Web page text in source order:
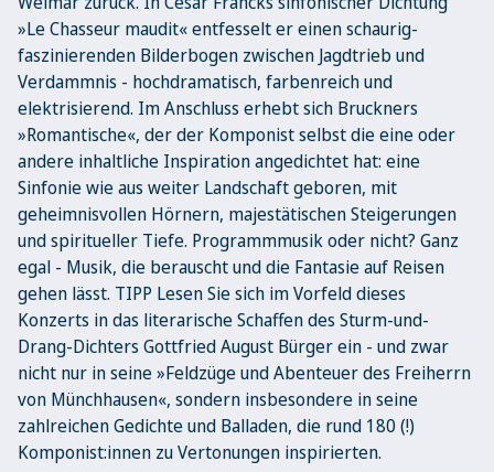
»Le Chasseur maudit« entfesselt er einen schaurig-
faszinierenden Bilderbogen zwischen Jagdtrieb und
Verdammnis - hochdramatisch, farbenreich und
elektrisierend. Im Anschluss erhebt sich Bruckners
»Romantische«, der der Komponist selbst die eine oder
andere inhaltliche Inspiration angedichtet hat: eine
Sinfonie wie aus weiter Landschaft geboren, mit
geheimnisvollen Hörnern, majestätischen Steigerungen
und spiritueller Tiefe. Programmmusik oder nicht? Ganz
egal - Musik, die berauscht und die Fantasie auf Reisen
gehen lässt. TIPP Lesen Sie sich im Vorfeld dieses
Konzerts in das literarische Schaffen des Sturm-und-
Drang-Dichters Gottfried August Bürger ein - und zwar
nicht nur in seine »Feldzüge und Abenteuer des Freiherrn
von Münchhausen«, sondern insbesondere in seine
zahlreichen Gedichte und Balladen, die rund 180 (!)
Komponist:innen zu Vertonungen inspirierten.